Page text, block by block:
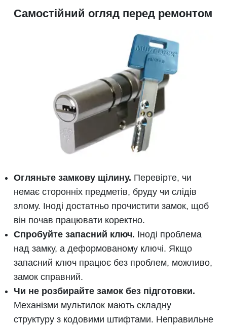
Самостійний огляд перед ремонтом
Огляньте замкову щілину. Перевірте, чи
немає сторонніх предметів, бруду чи слідів
злому. Іноді достатньо прочистити замок, щоб
він почав працювати коректно.
Спробуйте запасний ключ. Іноді проблема
над замку, а деформованому ключі. Якщо
запасний ключ працює без проблем, можливо,
замок справний.
Чи не розбирайте замок без підготовки.
Механізми мультилок мають складну
структуру з кодовими штифтами. Неправильне